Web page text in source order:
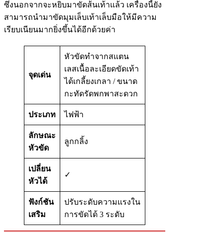
ซึ่งนอกจากจะหยิบมาขัดส้นเท้าแล้ว เครื่องนี้ยัง
สามารถนำมาขัดมุมเล็บเท้าเล็บมือให้มีความ
เรียบเนียนมากยิ่งขึ้นได้อีกด้วยค่า
จุดเด่น
หัวขัดทำจากสแตน
เลสเนื้อละเอียดขัดเท้า
ได้เกลี้ยงเกลา / ขนาด
กะทัดรัดพกพาสะดวก
ประเภท ไฟฟ้า
ลักษณะ
หัวขัด
ลูกกลิ้ง
เปลี่ยน
หัวได้
✓
ฟังก์ชัน
เสริม
ปรับระดับความแรงใน
การขัดได้ 3 ระดับ